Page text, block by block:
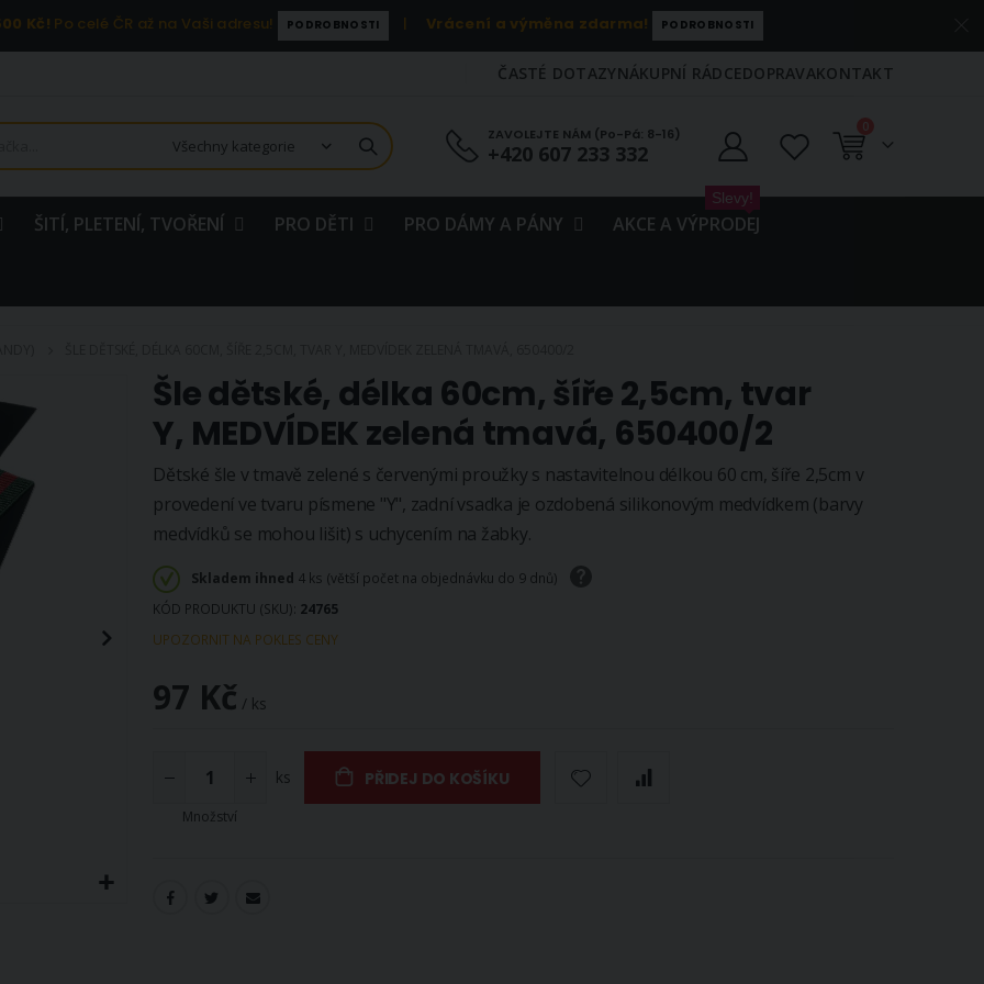
Kč! Po celé ČR až na Vaši adresu! PODROBNOSTI | Vrácení a výměna zdarma! PODROBNOSTI
ČASTÉ DOTAZYNÁKUPNÍ RÁDCEDOPRAVAKONTAKT
ZAVOLEJTE NÁM (Po-Pá: 8-16)
+420 607 233 332 Košík
0položky
ŠITÍ, PLETENÍ, TVOŘENÍ PRO DĚTI PRO DÁMY A PÁNY AKCE A VÝPRODEJ
Slevy!
Šle dětské, délka 60cm, šíře 2,5cm, tvar
Y, MEDVÍDEK zelená tmavá, 650400/2
Dětské šle v tmavě zelené s červenými proužky s nastavitelnou délkou 60 cm, šíře 2,5cm v
provedení ve tvaru písmene "Y", zadní vsadka je ozdobená silikonovým medvídkem (barvy
medvídků se mohou lišit) s uchycením na žabky.
Skladem ihned 4 ks (větší počet na objednávku do 9 dnů)
KÓD PRODUKTU (SKU) 24765
UPOZORNIT NA POKLES CENY
97 Kč / ks
Množství
ks PŘIDEJ DO KOŠÍKU